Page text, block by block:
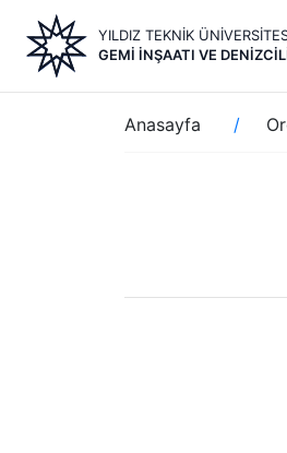
içeriğe
YILDIZ TEKNİK
GEMI İNŞAATI VE
Sayfa
yolu
Anasayfa